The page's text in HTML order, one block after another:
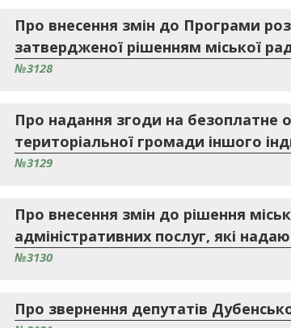
Про внесення змін до Програми
затвердженої рішенням міської
№3128
Про надання згоди на безоплатне
територіальної громади іншого
№3129
Про внесення змін до рішення
адміністративних послуг, які
№3130
Про звернення депутатів